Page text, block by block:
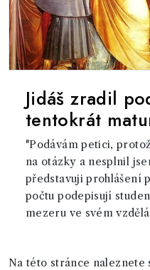
Jidáš zradil
tentokrát
"Podávám petici,
na otázky a nesplnil
představuji prohlášení
počtu podepisují
mezeru ve svém
Na této stránce naleznete